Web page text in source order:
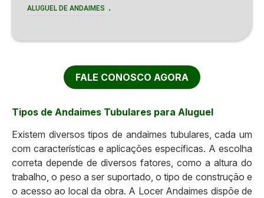
ALUGUEL DE ANDAIMES .
FALE CONOSCO AGORA
Tipos de Andaimes Tubulares para Aluguel
Existem diversos tipos de andaimes tubulares, cada um
com características e aplicações específicas. A escolha
correta depende de diversos fatores, como a altura do
trabalho, o peso a ser suportado, o tipo de construção e
o acesso ao local da obra. A Locer Andaimes dispõe de